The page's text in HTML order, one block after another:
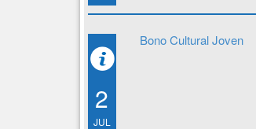
2
JUL
Bono Cultural Joven